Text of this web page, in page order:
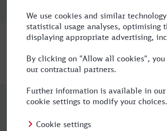
Brandenburg Hbf
13:50
7:30
Brandenburg Hbf
05:02
10:19